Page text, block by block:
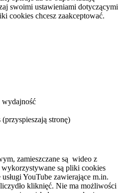
swoimi ustawieniami dotyczącymi
cookies chcesz zaakceptować.
wydajność
stronę)
zamieszczane są wideo z
są pliki cookies
YouTube zawierające m.in.
kliknięć. Nie ma możliwości